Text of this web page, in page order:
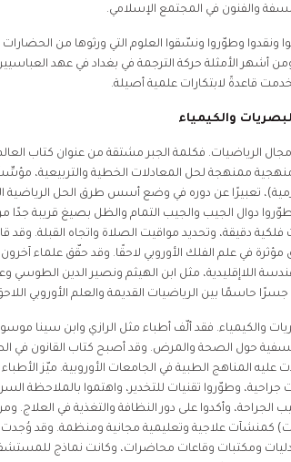
والفنون في المجتمع الإسلامي.
وطوّروا ونسّقوا العلوم التي ورثوها من الحضارات
أشهر الأمثلة حركة الترجمة في بغداد في عهد
قاعدةً لابتكارات علمية أصيلة.
والكيمياء
الرياضيات. فكلمة الجبر مشتقة من عنوان كتاب
ممنهجة لحل المعادلات الخطية والتربيعية،
تعبيرًا عن دوره في وضع أسس طرق الحل الرياضية
دوال الجيب والجيب التمام والظل بصيغ قريبة جدًا
دقيقة، وتحديد مواقيت الصلاة واتجاه القبلة. وقد
في علم الفلك الأوروبي لاحقًا. وقد حقّق علماء آخرون
اللاإقليدية، مثل ابن الهيثم ونصير الدين الطوسي
حاسمًا بين الرياضيات القديمة والعلم الأوروبي
والكيمياء. فقد ألّف أطباء مثل الرازي وابن سينا
حول الصحة والمرض. وقد أصبح كتاب القانون في
المناهج الطبية في الجامعات الأوروبية. ميّز الأطباء
وطوّروا تقنيات للتخدير، واهتموا بالملاحظة
الجراحة، وأكدوا على دور النظافة والتغذية في العلاج.
كمنشآت علاجية وتعليمية مجانية ومنظمة. وقد وُجدت
ومكتبات وقاعات محاضرات، وكانت نماذج